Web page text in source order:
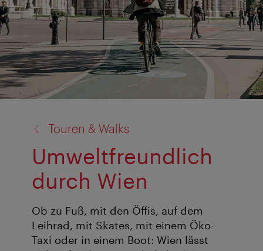
Touren & Walks
Umweltfreundlich
durch Wien
Ob zu Fuß, mit den Öffis, auf dem
Leihrad, mit Skates, mit einem Öko-
Taxi oder in einem Boot: Wien lässt